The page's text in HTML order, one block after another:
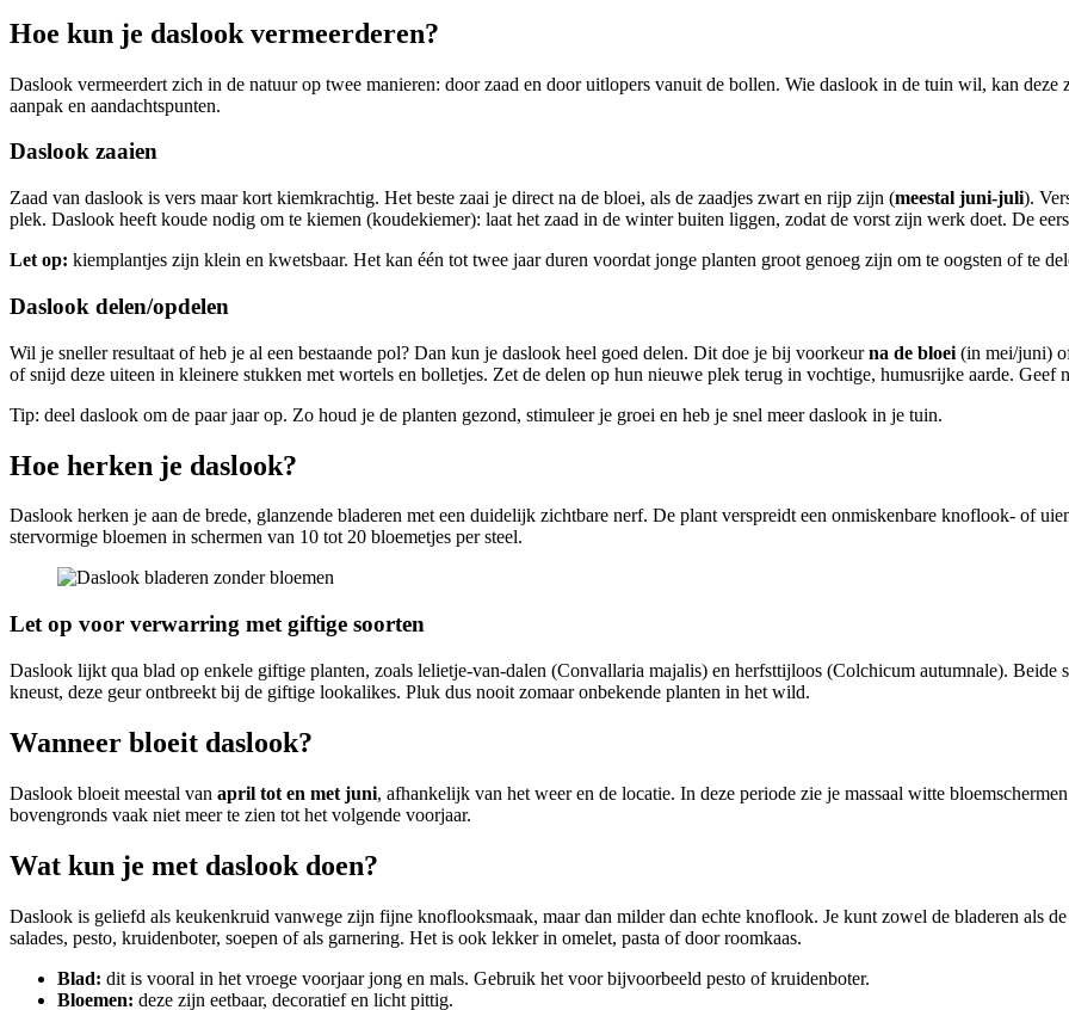
Hoe kun je daslook vermeerderen?
Daslook vermeerdert zich in de natuur op twee manieren: door zaad en door uitlopers vanuit de bollen. Wie daslook in de tuin wil, kan
aanpak en aandachtspunten.
Daslook zaaien
Zaad van daslook is vers maar kort kiemkrachtig. Het beste zaai je direct na de bloei, als de zaadjes zwart en rijp zijn (meestal juni-juli).
plek. Daslook heeft koude nodig om te kiemen (koudekiemer): laat het zaad in de winter buiten liggen, zodat de vorst zijn werk doet. De
Let op: kiemplantjes zijn klein en kwetsbaar. Het kan één tot twee jaar duren voordat jonge planten groot genoeg zijn om te oogsten of te
Daslook delen/opdelen
Wil je sneller resultaat of heb je al een bestaande pol? Dan kun je daslook heel goed delen. Dit doe je bij voorkeurna de bloei (in mei/juni)
of snijd deze uiteen in kleinere stukken met wortels en bolletjes. Zet de delen op hun nieuwe plek terug in vochtige, humusrijke aarde. Geef
Tip: deel daslook om de paar jaar op. Zo houd je de planten gezond, stimuleer je groei en heb je snel meer daslook in je tuin.
Hoe herken je daslook?
Daslook herken je aan de brede, glanzende bladeren met een duidelijk zichtbare nerf. De plant verspreidt een onmiskenbare knoflook- of
stervormige bloemen in schermen van 10 tot 20 bloemetjes per steel.
Let op voor verwarring met giftige soorten
Daslook lijkt qua blad op enkele giftige planten, zoals lelietje-van-dalen (Convallaria majalis) en herfsttijloos (Colchicum autumnale).
kneust, deze geur ontbreekt bij de giftige lookalikes. Pluk dus nooit zomaar onbekende planten in het wild.
Wanneer bloeit daslook?
Daslook bloeit meestal van april tot en met juni, afhankelijk van het weer en de locatie. In deze periode zie je massaal witte
bovengronds vaak niet meer te zien tot het volgende voorjaar.
Wat kun je met daslook doen?
Daslook is geliefd als keukenkruid vanwege zijn fijne knoflooksmaak, maar dan milder dan echte knoflook. Je kunt zowel de bladeren als
salades, pesto, kruidenboter, soepen of als garnering. Het is ook lekker in omelet, pasta of door roomkaas.
Blad: dit is vooral in het vroege voorjaar jong en mals. Gebruik het voor bijvoorbeeld pesto of kruidenboter.
Bloemen: deze zijn eetbaar, decoratief en licht pittig.